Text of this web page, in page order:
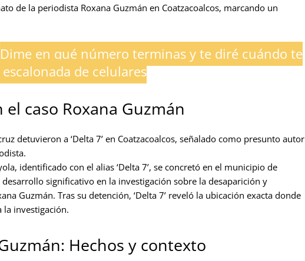
de la periodista Roxana Guzmán en Coatzacoalcos, marcando un
Dime en qué número terminas y te diré cuándo te
de celulares
caso Roxana Guzmán
detuvieron a ‘Delta 7’ en Coatzacoalcos, señalado como presunto autor
identificado con el alias ‘Delta 7’, se concretó en el municipio de
significativo en la investigación sobre la desaparición y
Guzmán. Tras su detención, ‘Delta 7’ reveló la ubicación exacta donde
la investigación.
Hechos y contexto